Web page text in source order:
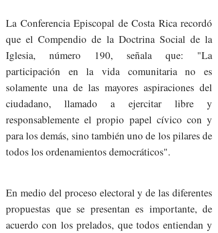
La Conferencia Episcopal de Costa Rica recordó
que el Compendio de la Doctrina Social de la
Iglesia, número 190, señala que: "La
participación en la vida comunitaria no es
solamente una de las mayores aspiraciones del
ciudadano, llamado a ejercitar libre y
responsablemente el propio papel cívico con y
para los demás, sino también uno de los pilares de
todos los ordenamientos democráticos".
En medio del proceso electoral y de las diferentes
propuestas que se presentan es importante, de
acuerdo con los prelados, que todos entiendan y